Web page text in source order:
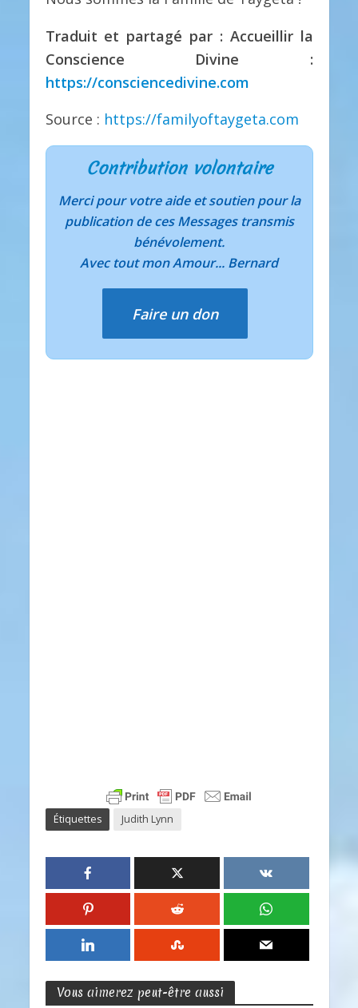
Traduit et partagé par : Accueillir la
Conscience Divine :
https://consciencedivine.com
Source : https://familyoftaygeta.com
Contribution volontaire
Merci pour votre aide et soutien pour la
publication de ces Messages transmis
bénévolement.
Avec tout mon Amour... Bernard
Faire un don
Étiquettes Judith Lynn
Vous aimerez peut-être aussi